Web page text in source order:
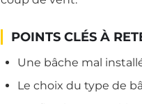
POINTS CLÉS À
Une bâche mal
Le choix du type de